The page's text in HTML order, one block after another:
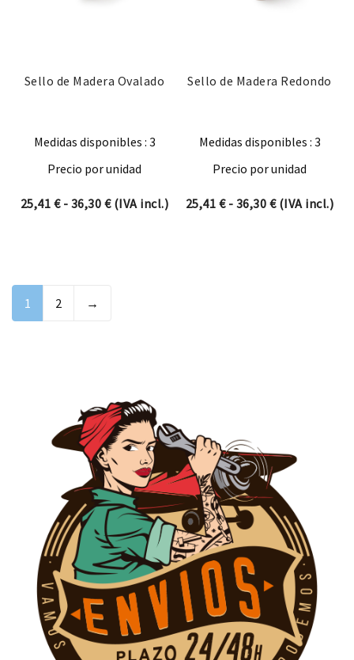
Sello de Madera Ovalado
Medidas disponibles : 3
Precio por unidad
25,41 € - 36,30 €Rango de precios: desde 25,41 € hasta
(IVA incl.)
Sello de Madera Redondo
Medidas disponibles : 3
Precio por unidad
25,41 € - 36,30 €Rango de
(IVA incl.)
1 2 →